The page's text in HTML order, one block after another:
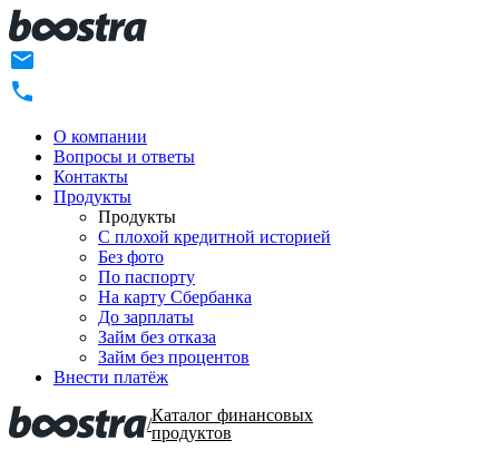
О компании
Вопросы и ответы
Контакты
Продукты
Продукты
C плохой кредитной историей
Без фото
По паспорту
На карту Сбербанка
До зарплаты
Займ без отказа
Займ без процентов
Внести платёж
/Каталог финансовых
продуктов